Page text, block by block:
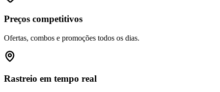
Preços competitivos
Ofertas, combos e promoções todos os dias.
Rastreio em tempo real